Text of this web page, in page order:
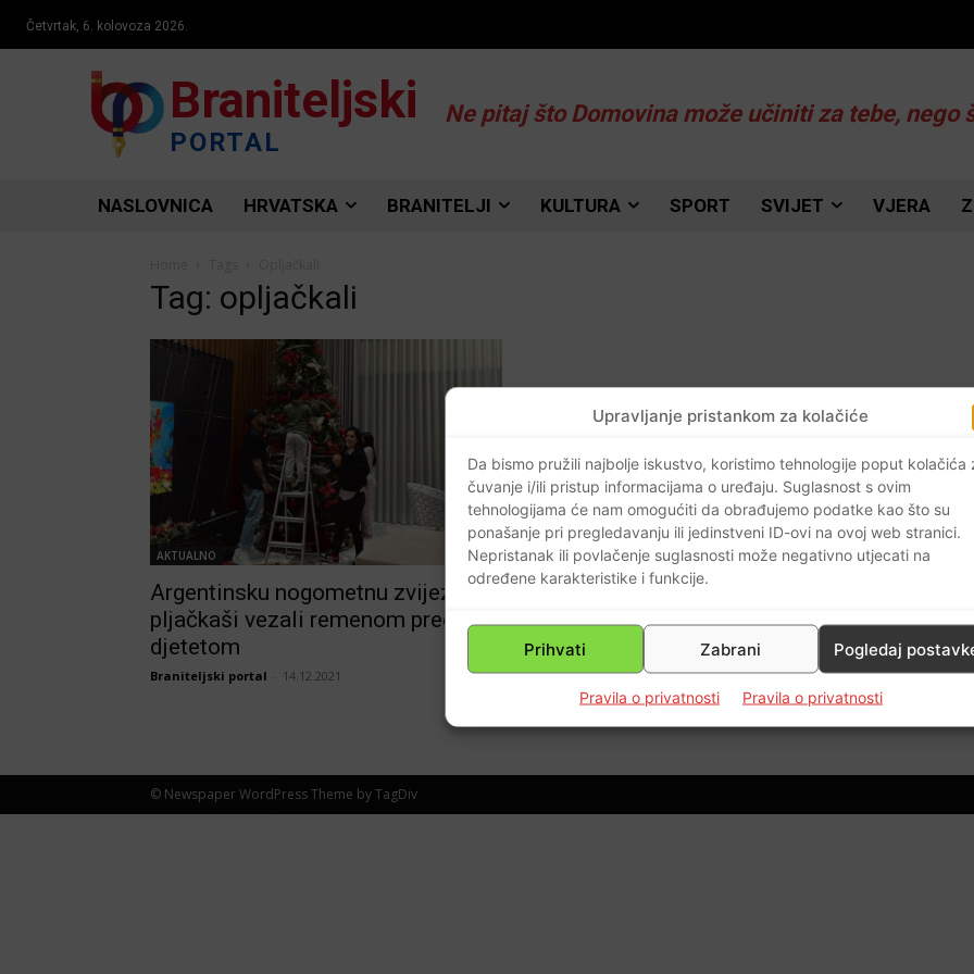
Upravljanje pristankom za kolačiće
Da bismo pružili najbolje iskustvo, koristimo tehnologije poput kolačića
čuvanje i/ili pristup informacijama o uređaju. Suglasnost s ovim
tehnologijama će nam omogućiti da obrađujemo podatke kao što su
ponašanje pri pregledavanju ili jedinstveni ID-ovi na ovoj web stranici.
Nepristanak ili povlačenje suglasnosti može negativno utjecati na
određene karakteristike i funkcije.
Prihvati Zabrani Pogledaj
Pravila o privatnosti Pravila o privatnosti
Četvrtak, 6. kolovoza 2026.
Braniteljski
PORTAL
Ne pitaj što Domovina može učiniti za tebe, nego
NASLOVNICA HRVATSKA BRANITELJI KULTURA SPORT SVIJET VJERA
Tag: opljačkali
AKTUALNO
Argentinsku nogometnu zvijezdu
pljačkaši vezali remenom pred
djetetom
Braniteljski portal 14.12.2021 0
© Newspaper WordPress Theme by TagDiv